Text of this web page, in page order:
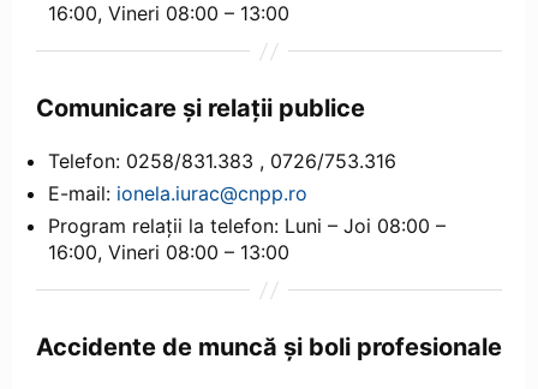
16:00, Vineri 08:00 – 13:00
Comunicare și relații publice
Telefon: 0258/831.383 , 0726/753.316
E-mail: ionela.iurac@cnpp.ro
Program relații la telefon: Luni – Joi 08:00 –
16:00, Vineri 08:00 – 13:00
Accidente de muncă și boli profesionale